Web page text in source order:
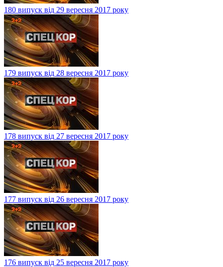
180 випуск від 29 вересня 2017 року
179 випуск від 28 вересня 2017 року
178 випуск від 27 вересня 2017 року
177 випуск від 26 вересня 2017 року
176 випуск від 25 вересня 2017 року